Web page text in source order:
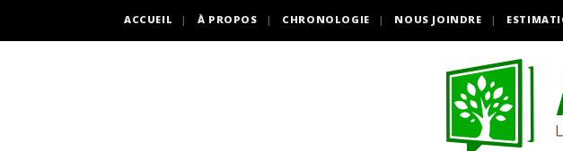
ACCUEIL À PROPOS CHRONOLOGIE NOUS JOINDRE